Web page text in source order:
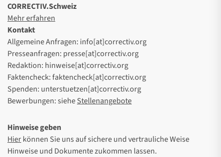
CORRECTIV.Schweiz
Mehr erfahren
Kontakt
Allgemeine Anfragen: info[at]correctiv.org
Presseanfragen: presse[at]correctiv.org
Redaktion: hinweise[at]correctiv.org
Faktencheck: faktencheck[at]correctiv.org
Spenden: unterstuetzen[at]correctiv.org
Bewerbungen: sieheStellenangebote
Hinweise geben
Hierkönnen Sie uns auf sichere und vertrauliche Weise
Hinweise und Dokumente zukommen lassen.